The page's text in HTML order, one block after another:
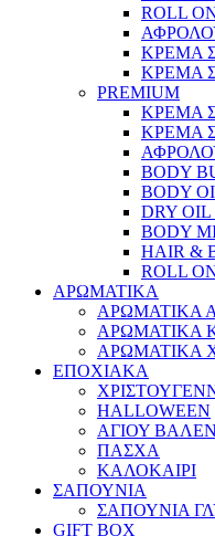
ROLL
ΚΡΕΜΑ
ΚΡΕΜΑ
PREMIUM
ΚΡΕΜΑ
ΚΡΕΜΑ
BODY
BODY
DRY
BODY
HAIR &
ROLL
ΑΡΩΜΑΤΙΚΑ
ΑΡΩΜΑΤΙΚΑ
ΑΡΩΜΑΤΙΚΑ
ΑΡΩΜΑΤΙΚΑ
ΕΠΟΧΙΑΚΑ
HALLOWEEN
ΑΓΙΟΥ
ΠΑΣΧΑ
ΚΑΛΟΚΑΙΡΙ
ΣΑΠΟΥΝΙΑ
ΣΑΠΟΥΝΙΑ
GIFT BOX